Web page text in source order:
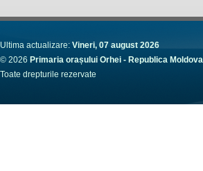
Ultima actualizare: Vineri, 07 august 2026
© 2026 Primaria orașului Orhei - Republica Moldova
Toate drepturile rezervate